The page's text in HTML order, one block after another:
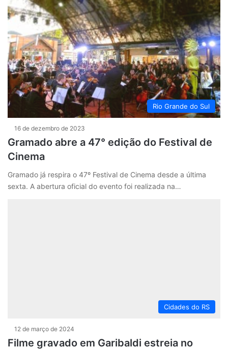
Rio Grande do Sul
16 de dezembro de 2023
Gramado abre a 47° edição do Festival de
Cinema
Gramado já respira o 47º Festival de Cinema desde a última
sexta. A abertura oficial do evento foi realizada na…
Cidades do RS
12 de março de 2024
Filme gravado em Garibaldi estreia no